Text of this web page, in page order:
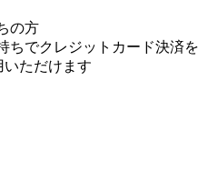
の方
ちでクレジットカード決済を
ただけます